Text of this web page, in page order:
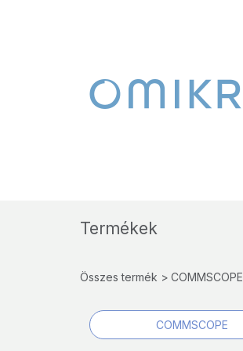
Termékek
Összes termék COMMSCOPE
COMMSCOPE